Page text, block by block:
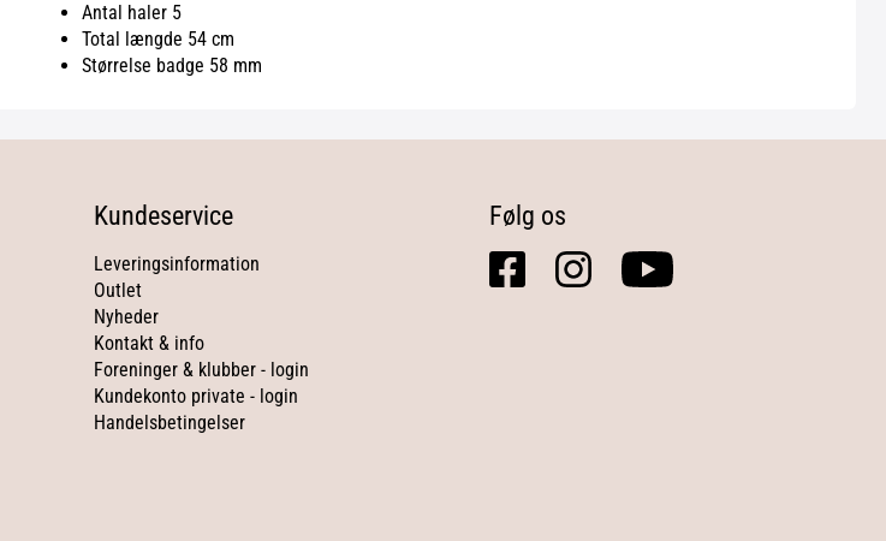
Antal haler 5
Total længde 54 cm
Størrelse badge 58 mm
Kundeservice
Leveringsinformation
Outlet
Nyheder
Kontakt & info
Foreninger & klubber - login
Kundekonto private - login
Handelsbetingelser
Følg os
facebook
square
instagram youtube